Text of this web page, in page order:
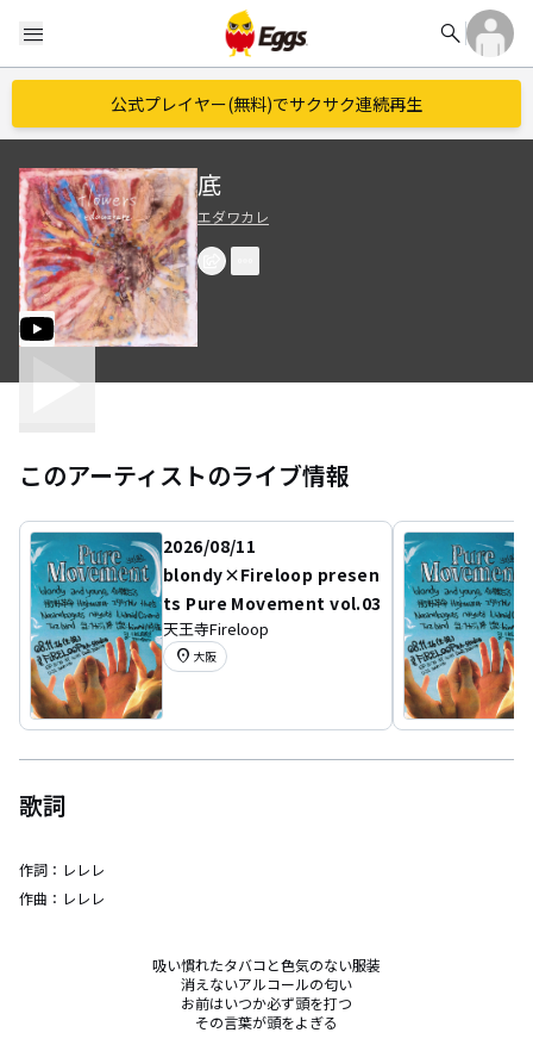
menu search
公式プレイヤー(無料)でサクサク連続再生
底
エダワカレ
このアーティストのライブ情報
2026/08/11
blondy×Fireloop presen
ts Pure Movement vol.03
天王寺Fireloop
location_on 大阪
歌詞
作詞： レレレ
作曲： レレレ
吸い慣れたタバコと色気のない服装
消えないアルコールの匂い
お前はいつか必ず頭を打つ
その言葉が頭をよぎる